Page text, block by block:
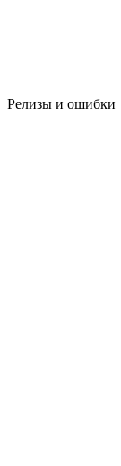
Релизы и ошибки